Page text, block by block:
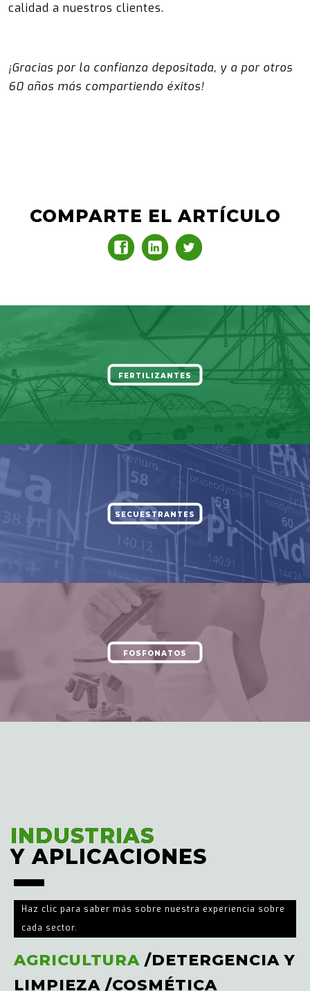
calidad a nuestros clientes.
¡Gracias por la confianza depositada, y a por otros
60 años más compartiendo éxitos!
COMPARTE EL ARTÍCULO
FERTILIZANTES
SECUESTRANTES
FOSFONATOS
INDUSTRIAS
Y APLICACIONES
INDUSTRIAS
Y APLICACIONES
Haz clic para saber más sobre nuestra experiencia sobre
cada sector.
AGRICULTURA /DETERGENCIA Y
LIMPIEZA /COSMÉTICA